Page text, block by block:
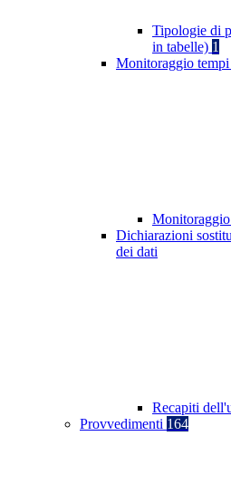
Tipologie di
in tabelle) 1
Monitoraggio
Dichiarazioni
dei dati
Recapiti
Provvedimenti 164